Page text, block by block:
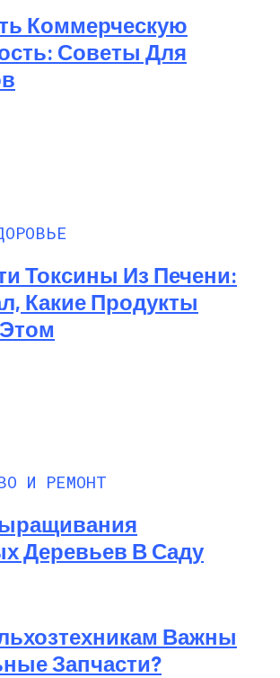
Коммерческую
Советы Для
Токсины Из Печени:
Какие Продукты
И РЕМОНТ
Деревьев В Саду
Важны
Запчасти?